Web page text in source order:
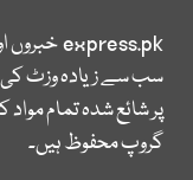
express.pkخبروں
سب سے زیادہ وزٹ
پر شائع شدہ تمام
گروپ محفوظ ہیں۔